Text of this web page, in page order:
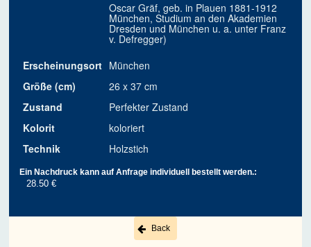
Oscar Gräf, geb. in Plauen 1881-1912
München, Studium an den Akademien
Dresden und München u. a. unter Franz
v. Defregger)
Erscheinungsort München
Größe (cm)
26 x 37 cm
Zustand
Perfekter Zustand
Kolorit
koloriert
Technik
Holzstich
Ein Nachdruck kann auf Anfrage individuell bestellt werden.:
28.50 €
Back